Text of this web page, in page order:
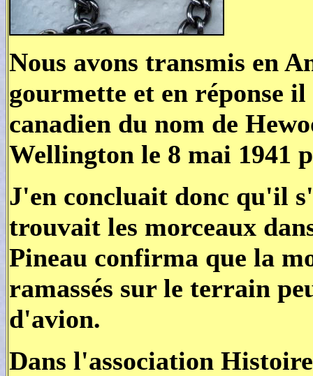
Nous avons transmis en
gourmette et en réponse
canadien du nom de
Wellington le 8 mai 1941
J'en concluait donc qu'il
trouvait les morceaux
Pineau confirma que la
ramassés sur le terrain
d'avion.
Dans l'association